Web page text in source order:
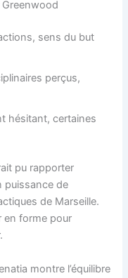
sens du but
perçus,
hésitant, certaines
pu rapporter
puissance de
de Marseille.
en forme pour
montre l’équilibre